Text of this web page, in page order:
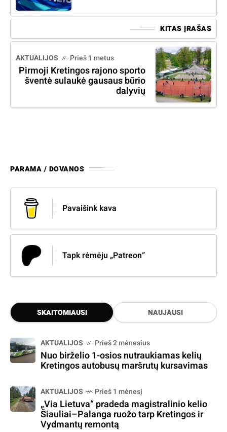
KITAS ĮRAŠAS
AKTUALIJOS Prieš 1 metus
Pirmoji Kretingos rajono sporto
šventė sulaukė gausaus būrio
dalyvių
PARAMA / DOVANOS
Pavaišink kava
Tapk rėmėju „Patreon“
SKAITOMIAUSI NAUJAUSI
AKTUALIJOS Prieš 2 mėnesius
Nuo birželio 1-osios nutraukiamas kelių
Kretingos autobusų maršrutų kursavimas
AKTUALIJOS Prieš 1 mėnesį
„Via Lietuva“ pradeda magistralinio kelio
Šiauliai–Palanga ruožo tarp Kretingos ir
Vydmantų remontą